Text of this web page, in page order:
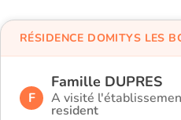
F
Famille DUPRES
A visité
resident
RÉSIDENCE DOMITYS LES